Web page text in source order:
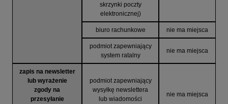
skrzynki poczty
elektronicznej)
biuro rachunkowe nie ma miejsca
podmiot zapewniający
system ratalny
nie ma miejsca
zapis na newsletter
lub wyrażenie
zgody na
przesyłanie
podmiot zapewniający
wysyłkę newslettera
lub wiadomości
nie ma miejsca